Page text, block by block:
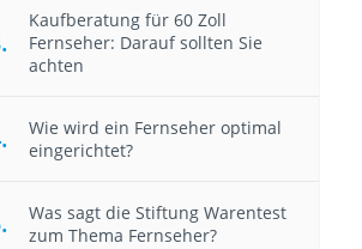
Kaufberatung für 60 Zoll
Fernseher: Darauf sollten Sie
achten
Wie wird ein Fernseher optimal
eingerichtet?
Was sagt die Stiftung Warentest
zum Thema Fernseher?